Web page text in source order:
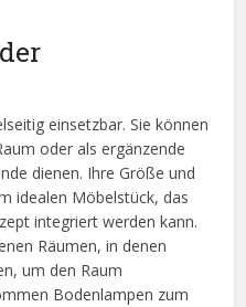
einsetzbar. Sie können
oder als ergänzende
dienen. Ihre Größe und
idealen Möbelstück, das
integriert werden kann.
Räumen, in denen
um den Raum
Bodenlampen zum